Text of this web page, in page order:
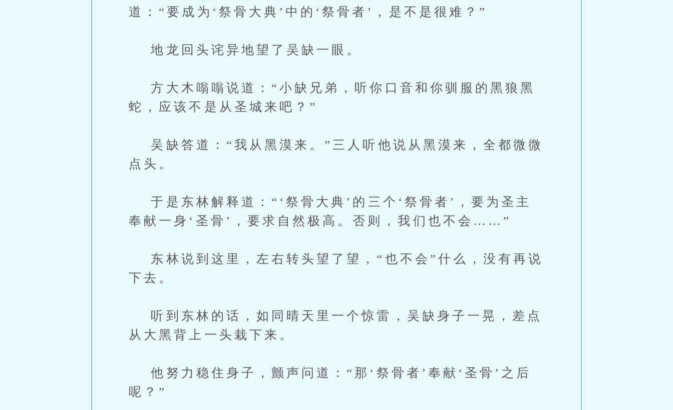
道：“要成为‘祭骨大典’中的‘祭骨者’，是不是很难？”
地龙回头诧异地望了吴缺一眼。
方大木嗡嗡说道：“小缺兄弟，听你口音和你驯服的黑狼黑
蛇，应该不是从圣城来吧？”
吴缺答道：“我从黑漠来。”三人听他说从黑漠来，全都微微
点头。
于是东林解释道：“‘祭骨大典’的三个‘祭骨者’，要为圣主
奉献一身‘圣骨’，要求自然极高。否则，我们也不会……”
东林说到这里，左右转头望了望，“也不会”什么，没有再说
下去。
听到东林的话，如同晴天里一个惊雷，吴缺身子一晃，差点
从大黑背上一头栽下来。
他努力稳住身子，颤声问道：“那‘祭骨者’奉献‘圣骨’之后
呢？”